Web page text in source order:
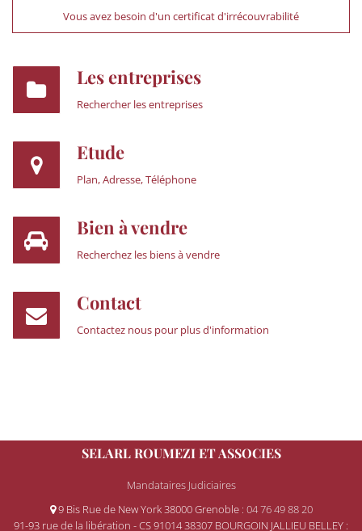
Vous avez besoin d'un certificat d'irrécouvrabilité
Les entreprises
Rechercher les entreprises
Etude
Plan, Adresse, Téléphone
Bien à vendre
Recherchez les biens à vendre
Contact
Contactez nous pour plus d'information
SELARL ROUMEZI ET ASSOCIES
Mandataires Judiciaires
9 Bis Rue de New York 38000 Grenoble : 04 76 49 88 20
91-93 rue de la libération - CS 91014 38307 BOURGOIN JALLIEU BELLEY :